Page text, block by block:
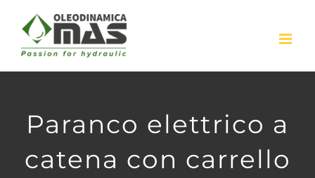
content
Paranco elettrico a
catena con carrello